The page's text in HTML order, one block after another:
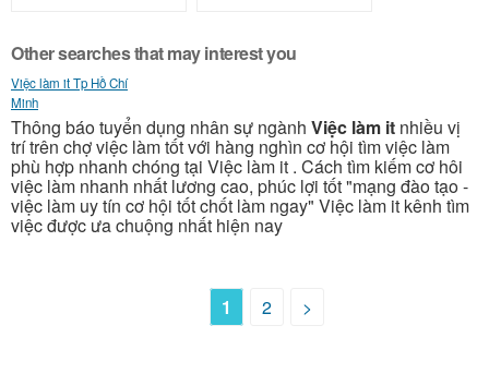
Other searches that may interest you
Việc làm it Tp Hồ Chí
Minh
Thông báo tuyển dụng nhân sự ngành Việc làm it nhiều vị
trí trên chợ việc làm tốt với hàng nghìn cơ hội tìm việc làm
phù hợp nhanh chóng tại Việc làm it . Cách tìm kiếm cơ hôi
việc làm nhanh nhất lương cao, phúc lợi tốt "mạng đào tạo -
việc làm uy tín cơ hội tốt chốt làm ngay" Việc làm it kênh tìm
việc được ưa chuộng nhất hiện nay
1 2 >